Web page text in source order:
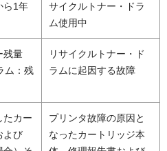
ら1年
サイクルトナー・ドラ
ム使用中
残量
ム：残
リサイクルトナー・ド
ラムに起因する故障
たカー
よび
プリンタ故障の原因と
なったカートリッジ本